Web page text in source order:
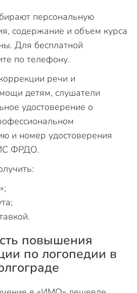
персональную
содержание и объем курса
Для бесплатной
по телефону.
речи и
детям, слушатели
удостоверение о
и номер удостоверения
ФРДО.
повышения
по логопедии в